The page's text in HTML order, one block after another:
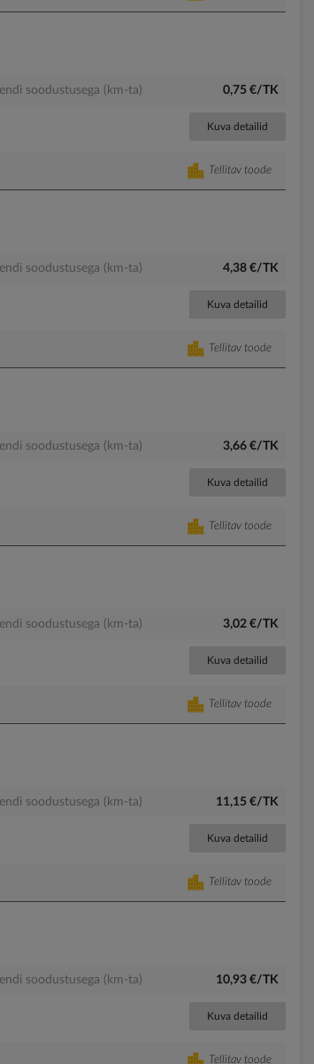
soodustusega (km-ta) 0,75 €/TK
Kuva detailid
Tellitav toode
soodustusega (km-ta) 4,38 €/TK
Kuva detailid
Tellitav toode
soodustusega (km-ta) 3,66 €/TK
Kuva detailid
Tellitav toode
soodustusega (km-ta) 3,02 €/TK
Kuva detailid
Tellitav toode
soodustusega (km-ta) 11,15 €/TK
Kuva detailid
Tellitav toode
soodustusega (km-ta) 10,93 €/TK
Kuva detailid
Tellitav toode